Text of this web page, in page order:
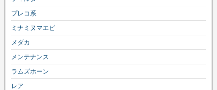
プレコ系
ミナミヌマエビ
メダカ
メンテナンス
ラムズホーン
レア